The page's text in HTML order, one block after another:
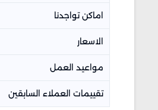
اماكن تواجدنا
الاسعار
مواعيد العمل
تقييمات العملاء السابقين